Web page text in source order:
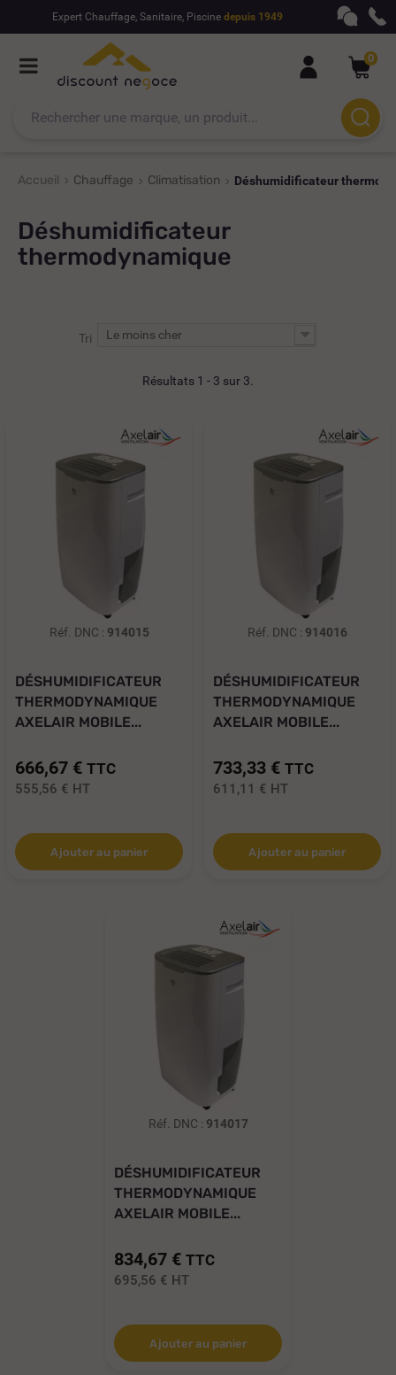
Expert Chauffage, Sanitaire, Piscine depuis 1949
0
Accueil Chauffage Climatisation Déshumidificateur
Déshumidificateur
thermodynamique
Tri Le moins cher
Résultats 1 - 3 sur 3.
Réf. DNC : 914015
DÉSHUMIDIFICATEUR
THERMODYNAMIQUE
AXELAIR MOBILE...
666,67 € TTC
555,56 € HT
Ajouter au panier
Réf. DNC : 914016
DÉSHUMIDIFICATEUR
THERMODYNAMIQUE
AXELAIR MOBILE...
733,33 € TTC
611,11 € HT
Ajouter au panier
Réf. DNC : 914017
DÉSHUMIDIFICATEUR
THERMODYNAMIQUE
AXELAIR MOBILE...
834,67 € TTC
695,56 € HT
Ajouter au panier